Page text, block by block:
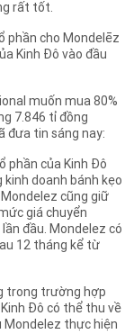
rất tốt.
phần cho Mondelēz
Kinh Đô vào đầu
muốn mua 80%
7.846 tỉ đồng
đưa tin sáng nay:
phần của Kinh Đô
kinh doanh bánh kẹo
cũng giữ
giá chuyển
đầu. Mondelez có
12 tháng kể từ
trong trường hợp
Đô có thể thu về
Mondelez thực hiện